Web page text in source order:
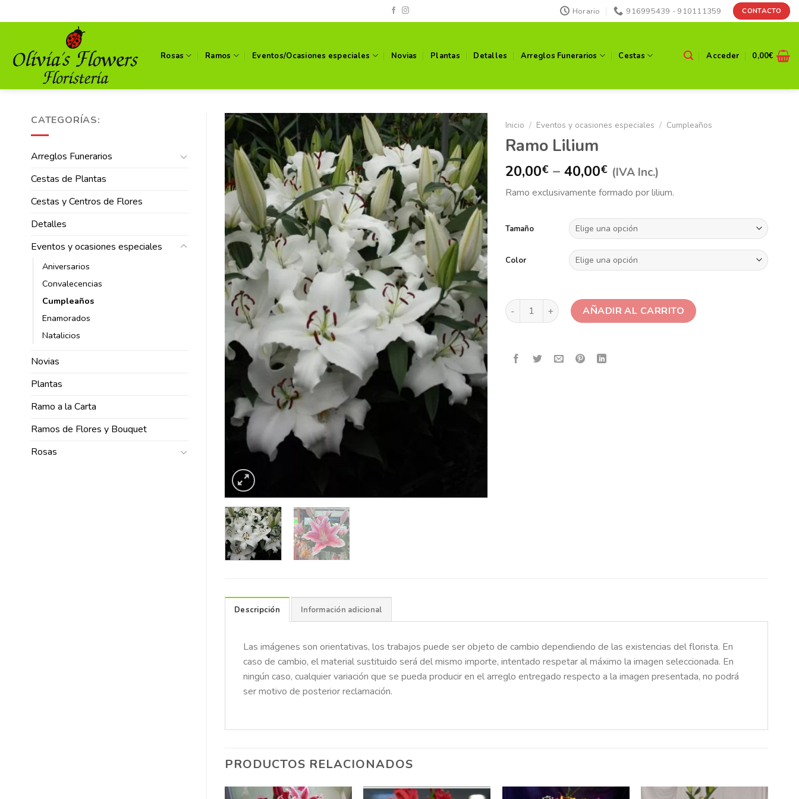
to
Horario 916995439 - 910111359 CONTACTO
Rosas Ramos Eventos/Ocasiones especiales Novias Plantas Detalles Arreglos Funerarios Cestas Acceder 0,00€
CATEGORÍAS:
Arreglos Funerarios
Cestas de Plantas
Cestas y Centros de Flores
Detalles
Eventos y ocasiones especiales
Aniversarios
Convalecencias
Cumpleaños
Enamorados
Natalicios
Novias
Plantas
Ramo a la Carta
Ramos de Flores y Bouquet
Rosas
Inicio / Eventos y ocasiones especiales / Cumpleaños
Ramo Lilium
20,00€ – 40,00€ (IVA Inc.)
Ramo exclusivamente formado por lilium.
Tamaño
Color
Ramo Lilium cantidadAÑADIR AL CARRITO
Descripción Información adicional
Las imágenes son orientativas, los trabajos puede ser objeto de cambio dependiendo de las existencias del florista. En
caso de cambio, el material sustituido será del mismo importe, intentado respetar al máximo la imagen seleccionada. En
ningún caso, cualquier variación que se pueda producir en el arreglo entregado respecto a la imagen presentada, no podrá
ser motivo de posterior reclamación.
PRODUCTOS RELACIONADOS